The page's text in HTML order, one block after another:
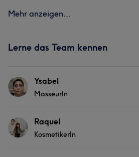
Mehr anzeigen...
Lerne das Team kennen
Ysabel
MasseurIn
ServicesRaquel
KosmetikerIn